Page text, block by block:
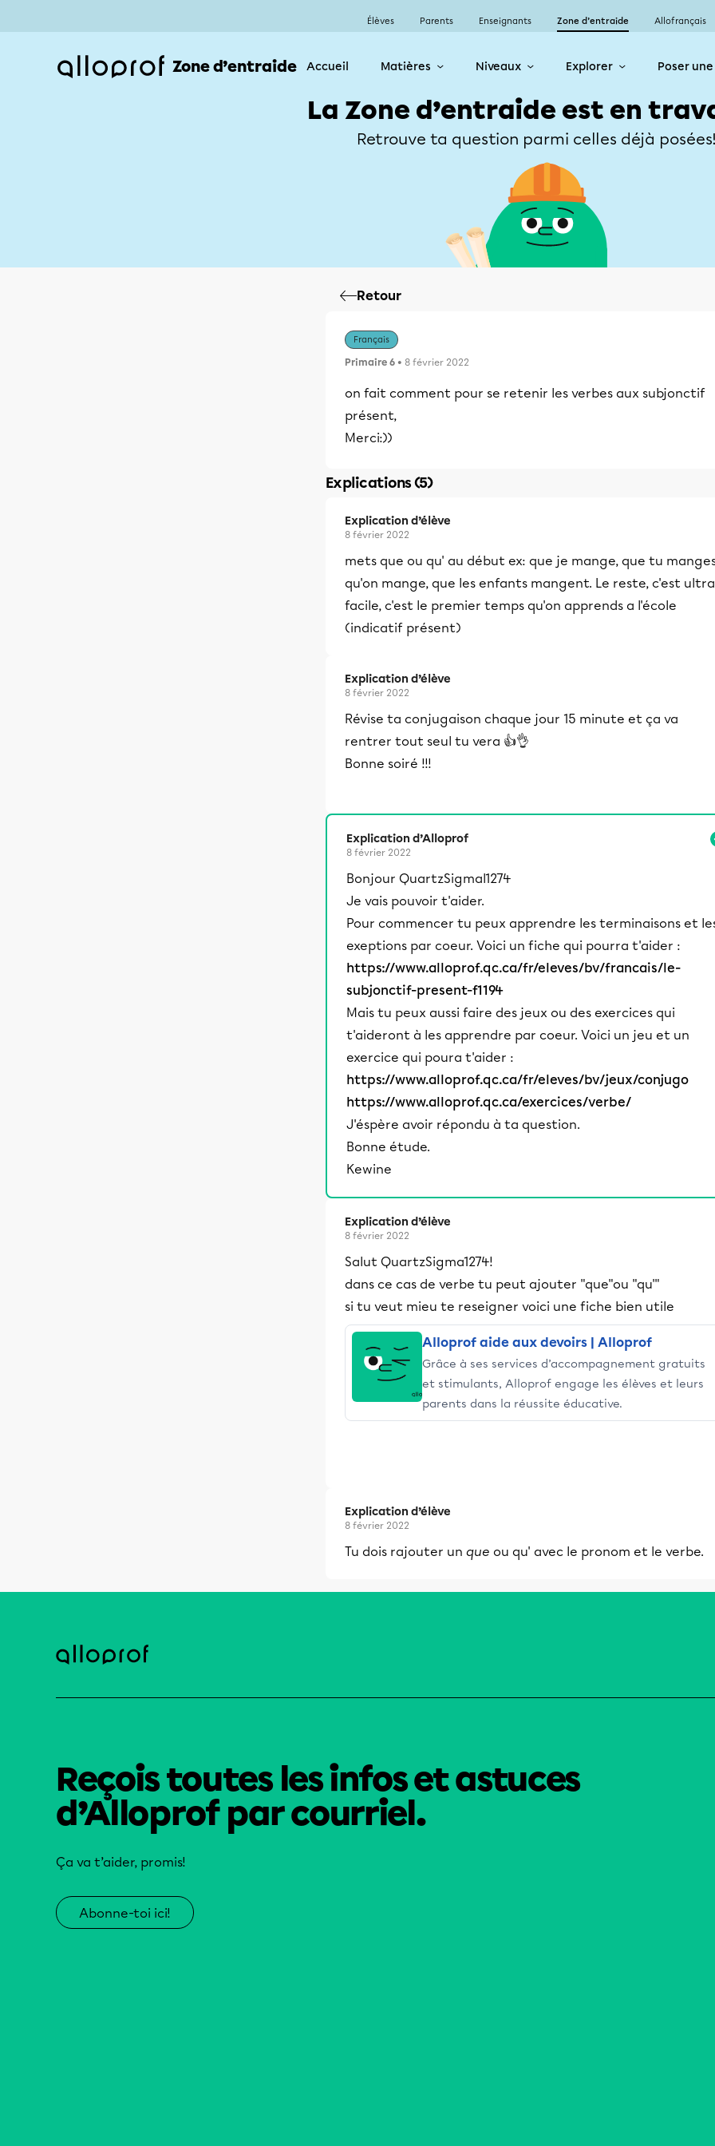
Élèves Parents Enseignants Zone d’entraide Allofrançais
Zone d’entraide Accueil Matières Niveaux Explorer Poser
La Zone d’entraide est en
Retrouve ta question parmi celles déjà
Retour
Français
Primaire 6 • 8 février 2022
on fait comment pour se retenir les verbes aux subjonctif
présent,
Merci:))
Explications (5)
Explication d’élève
8 février 2022
mets que ou qu' au début ex: que je mange, que tu
qu'on mange, que les enfants mangent. Le reste, c'est ultra
facile, c'est le premier temps qu'on apprends a l'école
(indicatif présent)
Explication d’élève
8 février 2022
Révise ta conjugaison chaque jour 15 minute et ça va
rentrer tout seul tu vera 👍👌
Bonne soiré !!!
Explication d’Alloprof
8 février 2022
Bonjour QuartzSigmal1274
Je vais pouvoir t'aider.
Pour commencer tu peux apprendre les terminaisons et
exeptions par coeur. Voici un fiche qui pourra t'aider :
https://www.alloprof.qc.ca/fr/eleves/bv/francais/le-
subjonctif-present-f1194
Mais tu peux aussi faire des jeux ou des exercices qui
t'aideront à les apprendre par coeur. Voici un jeu et un
exercice qui poura t'aider :
https://www.alloprof.qc.ca/fr/eleves/bv/jeux/conjugo
https://www.alloprof.qc.ca/exercices/verbe/
J'éspère avoir répondu à ta question.
Bonne étude.
Kewine
Explication d’élève
8 février 2022
Salut QuartzSigma1274!
dans ce cas de verbe tu peut ajouter "que"ou "qu'"
si tu veut mieu te reseigner voici une fiche bien utile
Alloprof aide aux devoirs | Alloprof
Grâce à ses services d’accompagnement gratuits
et stimulants, Alloprof engage les élèves et leurs
parents dans la réussite éducative.
Explication d’élève
8 février 2022
Tu dois rajouter un que ou qu' avec le pronom et le verbe.
Reçois toutes les infos et astuces
d’Alloprof par courriel.
Ça va t’aider, promis!
Abonne-toi ici!